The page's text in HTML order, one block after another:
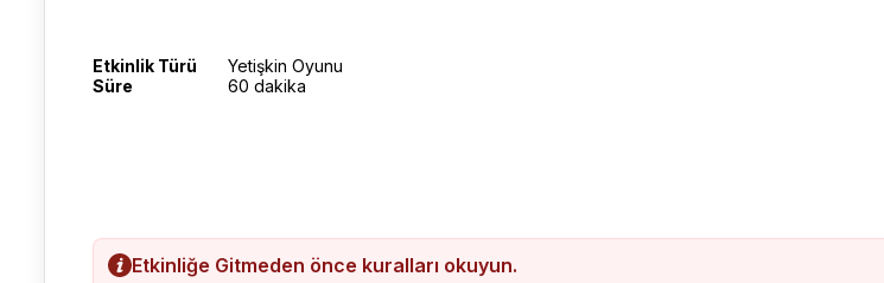
Etkinlik Türü
Yetişkin Oyunu
Süre
60 dakika
Etkinliğe Gitmeden önce kuralları okuyun.